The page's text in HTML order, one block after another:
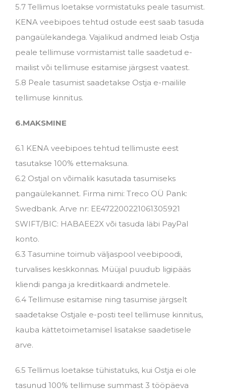
5.7 Tellimus loetakse vormistatuks peale tasumist.
KENA veebipoes tehtud ostude eest saab tasuda
pangaülekandega. Vajalikud andmed leiab Ostja
peale tellimuse vormistamist talle saadetud e-
mailist või tellimuse esitamise järgsest vaatest.
5.8 Peale tasumist saadetakse Ostja e-mailile
tellimuse kinnitus.
6.MAKSMINE
6.1 KENA veebipoes tehtud tellimuste eest
tasutakse 100% ettemaksuna.
6.2 Ostjal on võimalik kasutada tasumiseks
pangaülekannet. Firma nimi: Treco OÜ Pank:
Swedbank. Arve nr: EE472200221061305921
SWIFT/BIC: HABAEE2X või tasuda läbi PayPal
konto.
6.3 Tasumine toimub väljaspool veebipoodi,
turvalises keskkonnas. Müüjal puudub ligipääs
kliendi panga ja krediitkaardi andmetele.
6.4 Tellimuse esitamise ning tasumise järgselt
saadetakse Ostjale e-posti teel tellimuse kinnitus,
kauba kättetoimetamisel lisatakse saadetisele
arve.
6.5 Tellimus loetakse tühistatuks, kui Ostja ei ole
tasunud 100% tellimuse summast 3 tööpäeva